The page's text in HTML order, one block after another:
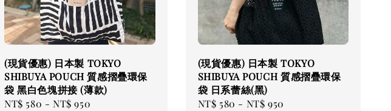
(現貨優惠) 日本製 TOKYO
SHIBUYA POUCH 質感摺疊環保
袋 黑白色塊拼接 (薄款)
Regular
NT$ 580 -NT$ 950
(現貨優惠) 日本製 TOKYO
SHIBUYA POUCH 質感摺疊環保
袋 日系蕾絲(黑)
Sale
NT$ 580 - NT$ 950